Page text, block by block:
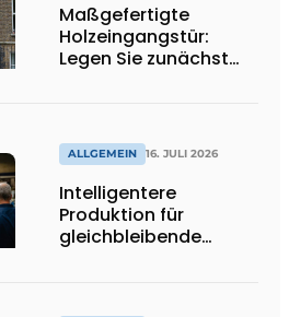
Maßgefertigte
Holzeingangstür:
Legen Sie zunächst
ALLGEMEIN 16. JULI 2026
Intelligentere
Produktion für
gleichbleibende